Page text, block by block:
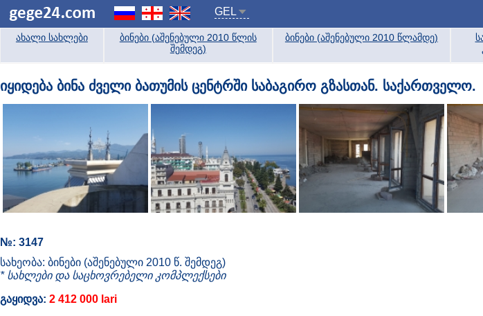
GEL
ახალი სახლები
ბინები (აშენებული 2010 წლის
შემდეგ)
ბინები (აშენებული 2010 წლამდე)
იყიდება ბინა ძველი ბათუმის ცენტრში საბაგირო გზასთან. საქართველო.
№: 3147
სახეობა: ბინები (აშენებული 2010 წ. შემდეგ)
* სახლები და საცხოვრებელი კომპლექსები
გაყიდვა: 2 412 000 lari